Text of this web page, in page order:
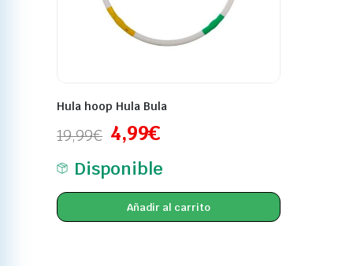
Hula hoop Hula Bula
19,99€ 4,99€
Disponible
Añadir al carrito